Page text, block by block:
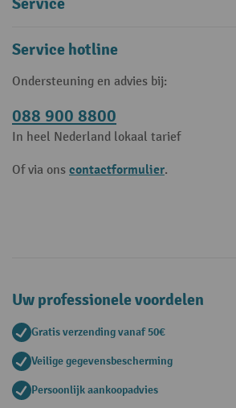
Service hotline
Ondersteuning en advies bij:
088 900 8800
In heel Nederland lokaal tarief
Of via ons contactformulier.
Uw professionele voordelen
Gratis verzending vanaf 50€
Veilige gegevensbescherming
Persoonlijk aankoopadvies